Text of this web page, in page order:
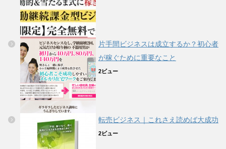
片手間ビジネスは成立するか？初心者
が稼ぐために重要なこと
2ビュー
転売ビジネス｜これさえ読めば大成功
2ビュー